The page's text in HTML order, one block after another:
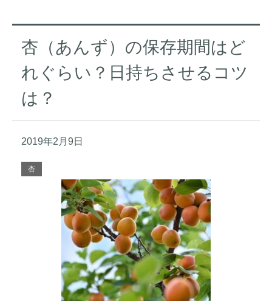
杏（あんず）の保存期間はど
れぐらい？日持ちさせるコツ
は？
2019年2月9日
杏